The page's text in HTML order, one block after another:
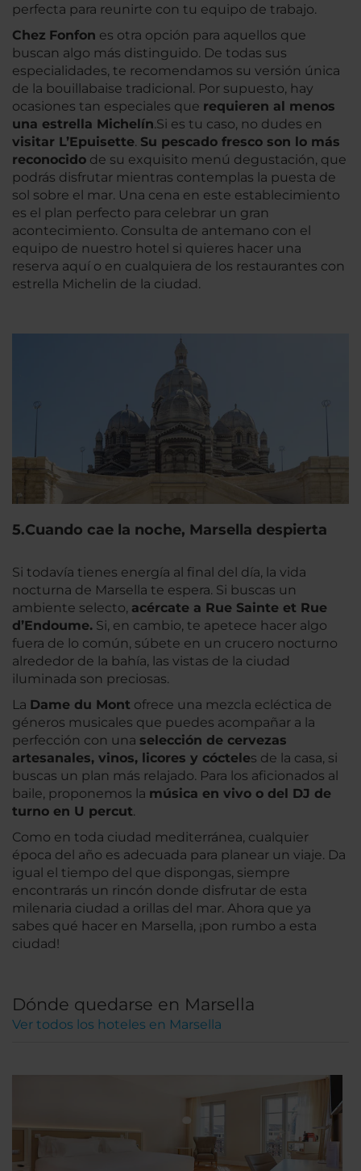
perfecta para reunirte con tu equipo de trabajo.
Chez Fonfon es otra opción para aquellos que
buscan algo más distinguido. De todas sus
especialidades, te recomendamos su versión única
de la bouillabaise tradicional. Por supuesto, hay
ocasiones tan especiales que requieren al menos
una estrella Michelín.Si es tu caso, no dudes en
visitar L’Epuisette. Su pescado fresco son lo más
reconocido de su exquisito menú degustación, que
podrás disfrutar mientras contemplas la puesta de
sol sobre el mar. Una cena en este establecimiento
es el plan perfecto para celebrar un gran
acontecimiento. Consulta de antemano con el
equipo de nuestro hotel si quieres hacer una
reserva aquí o en cualquiera de los restaurantes con
estrella Michelin de la ciudad.
5.Cuando cae la noche, Marsella despierta
Si todavía tienes energía al final del día, la vida
nocturna de Marsella te espera. Si buscas un
ambiente selecto, acércate a Rue Sainte et Rue
d’Endoume. Si, en cambio, te apetece hacer algo
fuera de lo común, súbete en un crucero nocturno
alrededor de la bahía, las vistas de la ciudad
iluminada son preciosas.
La Dame du Mont ofrece una mezcla ecléctica de
géneros musicales que puedes acompañar a la
perfección con una selección de cervezas
artesanales, vinos, licores y cócteles de la casa, si
buscas un plan más relajado. Para los aficionados al
baile, proponemos la música en vivo o del DJ de
turno en U percut.
Como en toda ciudad mediterránea, cualquier
época del año es adecuada para planear un viaje. Da
igual el tiempo del que dispongas, siempre
encontrarás un rincón donde disfrutar de esta
milenaria ciudad a orillas del mar. Ahora que ya
sabes qué hacer en Marsella, ¡pon rumbo a esta
ciudad!
Dónde quedarse en Marsella
Ver todos los hoteles en Marsella